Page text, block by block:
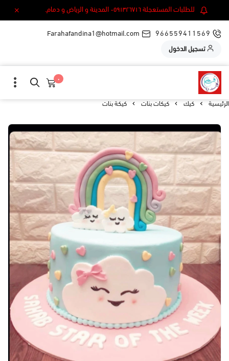
للطلبات المستعجلة ٠٥٩١٣٢٦٧١٦ المدينة و الرياض و دمام.
966559411569
Farahafandina1@hotmail.com
تسجيل الدخول
٠
الرئيسية كيك كيكات بنات كيكة بنات